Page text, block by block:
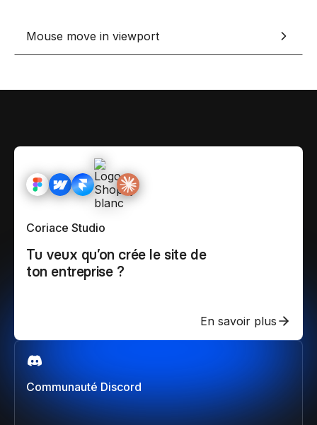
Mouse move in viewport
Communauté Discord
Coriace Studio
Tu veux qu’on crée le site de
ton entreprise ?
En savoir plus